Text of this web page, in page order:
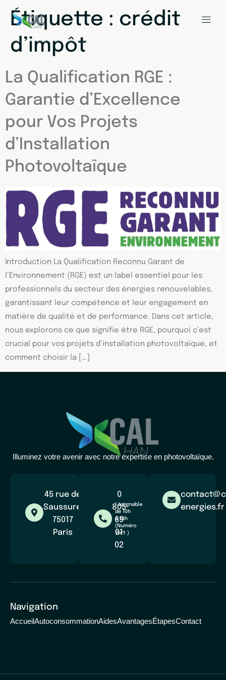
Étiquette : crédit
d’impôt
La Qualification RGE :
Garantie d’Excellence
pour Vos Projets
d’Installation
Photovoltaïque
Introduction La Qualification Reconnu Garant de
l’Environnement (RGE) est un label essentiel pour les
professionnels du secteur des énergies renouvelables,
garantissant leur compétence et leur engagement en
matière de qualité et de performance. Dans cet article,
nous explorons ce que signifie être RGE, pourquoi c’est
crucial pour vos projets d’installation photovoltaïque, et
comment choisir la […]
Illuminez votre avenir avec notre expertise en photovoltaïque.
45 rue de
Saussure,
75017
Paris
0
805
69
01
02
*Joignable
de 10h
à 18h
(Numéro
Vert )
energies.fr
Navigation
AccueilAutoconsommationAidesAvantagesÉtapesContact